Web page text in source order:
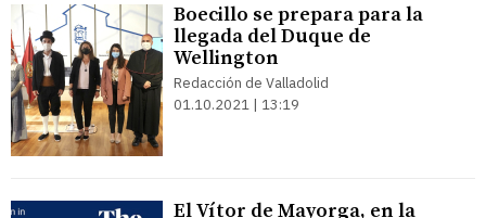
Boecillo se prepara para la
llegada del Duque de
Wellington
Redacción de Valladolid
01.10.2021 | 13:19
El Vítor de Mayorga, en la